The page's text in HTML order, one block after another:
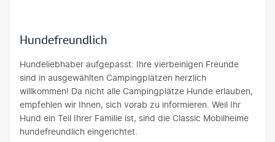
Hundefreundlich
Hundeliebhaber aufgepasst: Ihre vierbeinigen Freunde
sind in ausgewählten Campingplätzen herzlich
willkommen! Da nicht alle Campingplätze Hunde erlauben,
empfehlen wir Ihnen, sich vorab zu informieren. Weil Ihr
Hund ein Teil Ihrer Familie ist, sind die Classic Mobilheime
hundefreundlich eingerichtet.